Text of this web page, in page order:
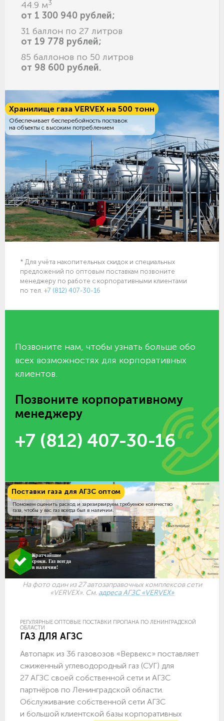
44.9 м3
от 1 300 940 рублей;
31 баллон по 27 литров
от 19 778 рублей;
85 баллонов по 50 литров
от 98 600 рублей.
Хранилище газа VERVEX на 500 тонн
Обеспечивает бесперебойность поставок
на объекты с высоким потреблением
* Для учёта накопительных скидок и специальных
предложений по оптовым поставкам позвоните
менеджеру по работе с корпоративными клиентами
по тел. +7 (812) 407-30-16
Позвоните нам, чтобы узнать больше обо
всех возможностях для корпоративных
клиентов.
Позвоните корпоративному
менеджеру
+7 (812) 407-30-16
Поставки газа для АГЗС оптом
Поможем оценить расход и зарезирвируем требуемое количество
газа, чтобы у вас газ всегда был в наличии.
Кратчайшие
сроки. Газ всегда
в наличии!
На фото один из 27 автозаправочных комплексов сети
«VERVEX». См. адреса АГЗС «VERVEX»
РЕГУЛЯРНЫЕ ОПТОВЫЕ ПОСТАВКИ ПРОПАНА ПО ЛЕНИНГРАДСКОЙ
ОБЛАСТИ
ГАЗ ДЛЯ АГЗС
Автопарк из 36 газовозов «Вервекс» поставляет
сжиженный углеводородный газ (СУГ) для
27 АГЗС своей собственной сети и АГЗС
партнёров по Ленинградской области.
Обслуживание собственной сети АГЗС
и большой клиентской базы корпоративных